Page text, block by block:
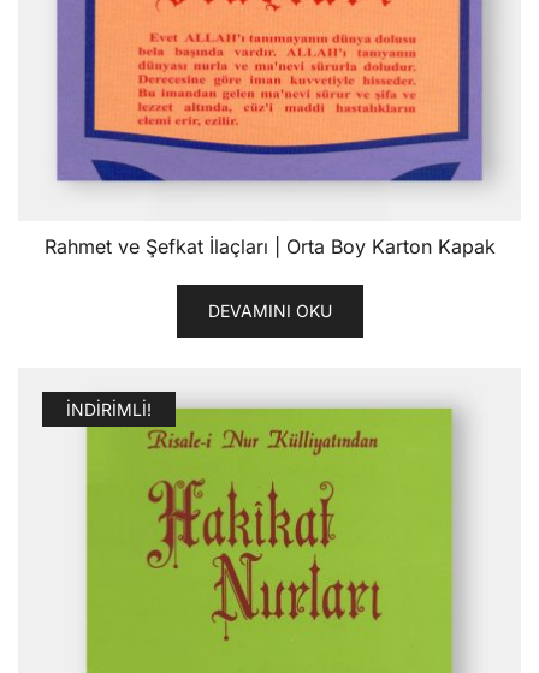
Rahmet ve Şefkat İlaçları | Orta Boy Karton Kapak
DEVAMINI OKU
İNDIRIMLI!